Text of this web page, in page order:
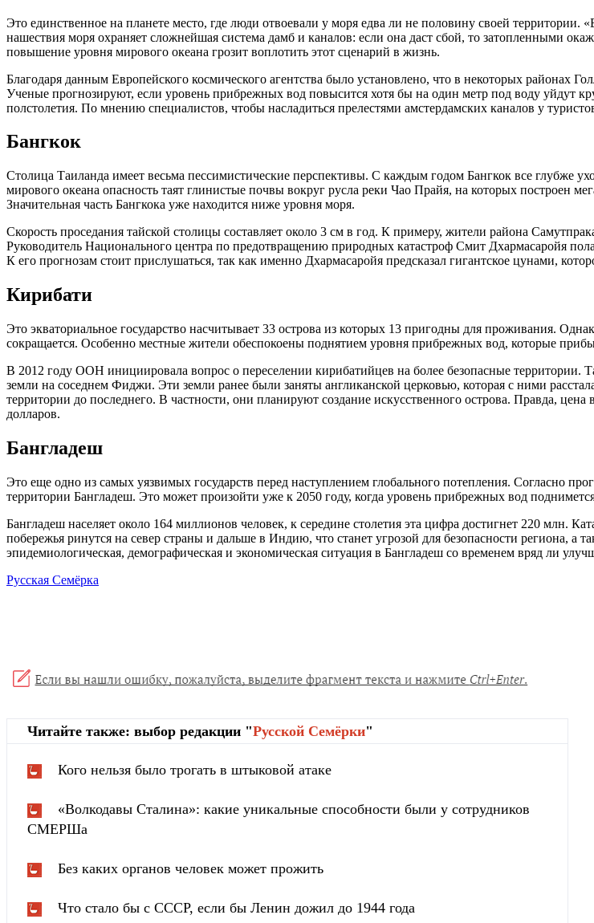
Это единственное на планете место, где люди отвоевали у моря едва ли не половину своей территории.
нашествия моря охраняет сложнейшая система дамб и каналов: если она даст сбой, то затопленными
повышение уровня мирового океана грозит воплотить этот сценарий в жизнь.
Благодаря данным Европейского космического агентства было установлено, что в некоторых районах
Ученые прогнозируют, если уровень прибрежных вод повысится хотя бы на один метр под воду уйдут
полстолетия. По мнению специалистов, чтобы насладиться прелестями амстердамских каналов у
Бангкок
Столица Таиланда имеет весьма пессимистические перспективы. С каждым годом Бангкок все глубже
мирового океана опасность таят глинистые почвы вокруг русла реки Чао Прайя, на которых построен
Значительная часть Бангкока уже находится ниже уровня моря.
Скорость проседания тайской столицы составляет около 3 см в год. К примеру, жители района
Руководитель Национального центра по предотвращению природных катастроф Смит Дхармасаройя
К его прогнозам стоит прислушаться, так как именно Дхармасаройя предсказал гигантское цунами,
Кирибати
Это экваториальное государство насчитывает 33 острова из которых 13 пригодны для проживания.
сокращается. Особенно местные жители обеспокоены поднятием уровня прибрежных вод, которые
В 2012 году ООН инициировала вопрос о переселении кирибатийцев на более безопасные территории.
земли на соседнем Фиджи. Эти земли ранее были заняты англиканской церковью, которая с ними
территории до последнего. В частности, они планируют создание искусственного острова. Правда,
долларов.
Бангладеш
Это еще одно из самых уязвимых государств перед наступлением глобального потепления. Согласно
территории Бангладеш. Это может произойти уже к 2050 году, когда уровень прибрежных вод
Бангладеш населяет около 164 миллионов человек, к середине столетия эта цифра достигнет 220 млн.
побережья ринутся на север страны и дальше в Индию, что станет угрозой для безопасности региона,
эпидемиологическая, демографическая и экономическая ситуация в Бангладеш со временем вряд ли
Русская Семёрка
Читайте также: выбор редакции "Русской Cемёрки"
Кого нельзя было трогать в штыковой атаке
«Волкодавы Сталина»: какие уникальные способности были у сотрудников
СМЕРШа
Без каких органов человек может прожить
Что стало бы с СССР, если бы Ленин дожил до 1944 года